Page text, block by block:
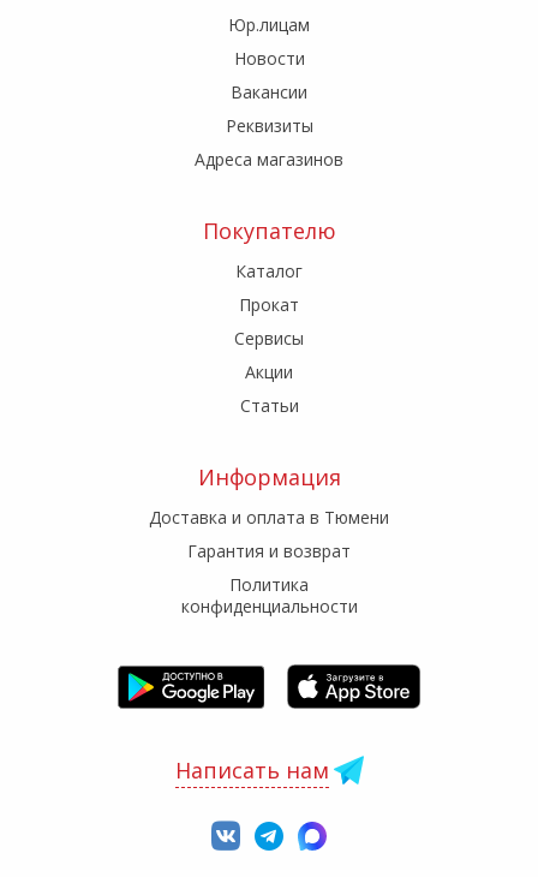
Юр.лицам
Новости
Вакансии
Реквизиты
Адреса магазинов
Покупателю
Каталог
Прокат
Сервисы
Акции
Статьи
Информация
Доставка и оплата в Тюмени
Гарантия и возврат
Политика
конфиденциальности
Написать нам